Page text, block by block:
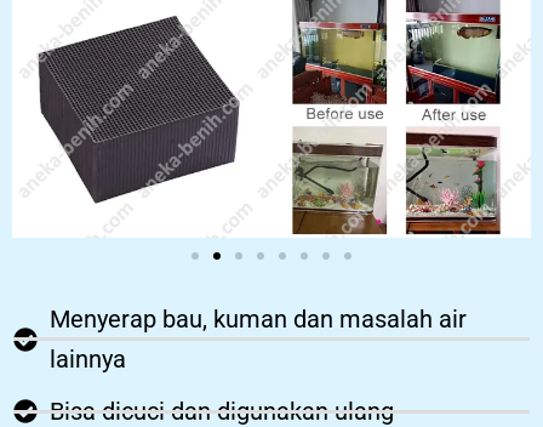
Menyerap bau, kuman dan masalah air
lainnya
Bisa dicuci dan digunakan ulang